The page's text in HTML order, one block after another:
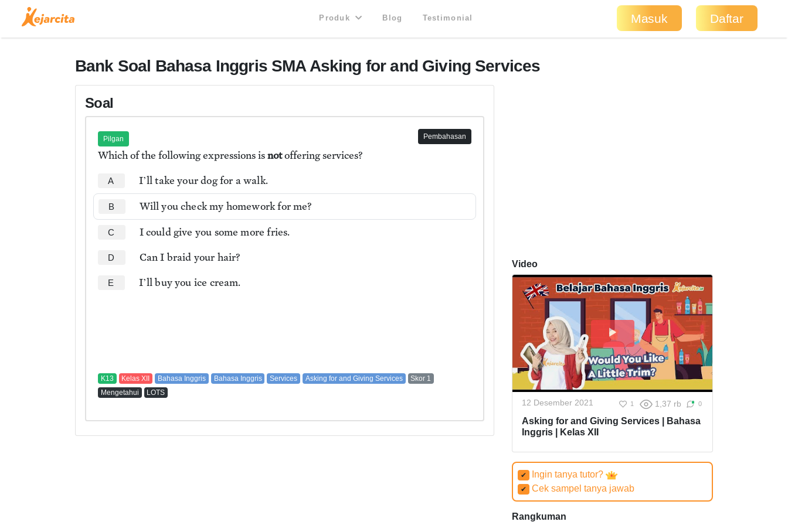
Produk Blog Testimonial Masuk Daftar
Bank Soal Bahasa Inggris SMA Asking for and Giving Services
Soal
Pilgan Pembahasan
Which of the following expressions isnotoffering services?
A I’ll take your dog for a walk.
B Will you check my homework for me?
C I could give you some more fries.
D Can I braid your hair?
E I’ll buy you ice cream.
K13 Kelas XII Bahasa Inggris Bahasa Inggris Services Asking for and Giving Services
Skor 1
Mengetahui
LOTS
Video
12 Desember 2021 1 1,37 rb 0
Asking for and Giving Services | Bahasa
Inggris | Kelas XII
✔ Ingin tanya tutor?
✔ Cek sampel tanya jawab
Rangkuman